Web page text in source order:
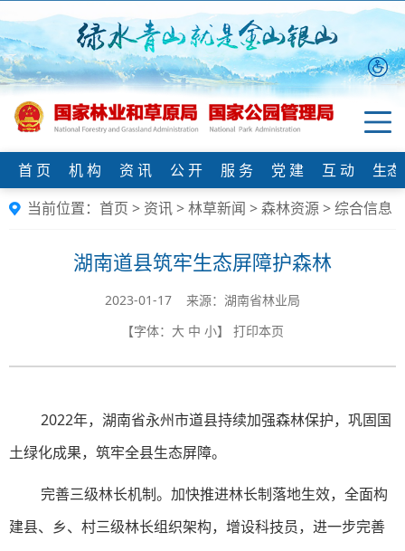
首 页 机 构 资 讯 公 开 服 务 党 建 互 动
生
当前位置： 首页 > 资讯>林草新闻 >森林资源>综合信息
湖南道县筑牢生态屏障护森林
2023-01-17 来源：​湖南省林业局
【字体： 大 中 小】 打印本页
2022年，湖南省永州市道县持续加强森林保护，巩固国
土绿化成果，筑牢全县生态屏障。
完善三级林长机制。加快推进林长制落地生效，全面构
建县、乡、村三级林长组织架构，增设科技员，进一步完善